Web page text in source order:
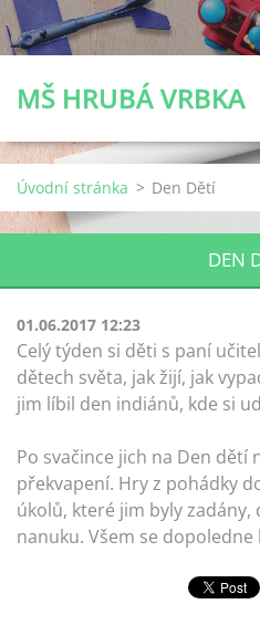
MŠ HRUBÁ VRBKA
Úvodní stránka > Den Dětí
DEN
01.06.2017 12:23
Celý týden si děti s paní
dětech světa, jak žijí, jak
jim líbil den indiánů, kde si
Po svačince jich na Den dětí
překvapení. Hry z pohádky
úkolů, které jim byly
nanuku. Všem se dopoledne